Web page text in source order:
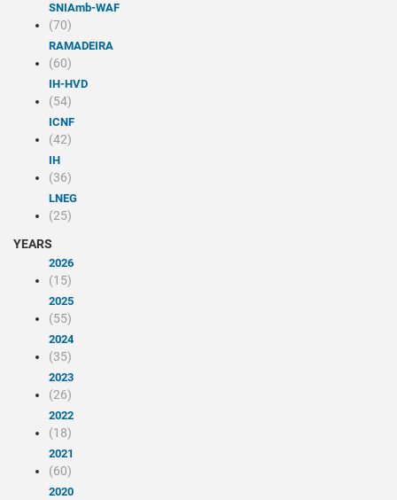
SNIAmb-WAF
(70)
RAMADEIRA
(60)
IH-HVD
(54)
ICNF
(42)
IH
(36)
LNEG
(25)
YEARS
2026
(15)
2025
(55)
2024
(35)
2023
(26)
2022
(18)
2021
(60)
2020